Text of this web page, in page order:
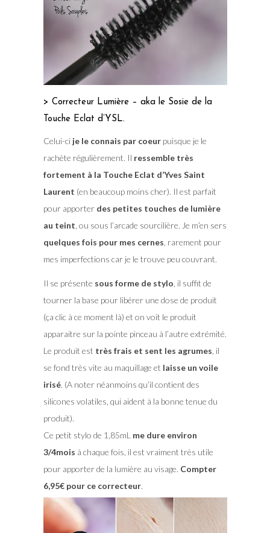
> Correcteur Lumière – aka le Sosie de la
Touche Eclat d’YSL.
Celui-cije le connais par coeurpuisque je le
rachète régulièrement. Il ressemble très
fortement à la Touche Eclat d’Yves Saint
Laurent (en beaucoup moins cher). Il est parfait
pour apporter des petites touches de lumière
au teint , ou sous l’arcade sourcilière. Je m’en sers
quelques fois pour mes cernes , rarement pour
mes imperfections car je le trouve peu couvrant.
Il se présente sous forme de stylo , il suffit de
tourner la base pour libérer une dose de produit
(ça clic à ce moment là) et on voit le produit
apparaitre sur la pointe pinceau à l’autre extrémité.
Le produit est très frais et sent les agrumes , il
se fond très vite au maquillage et laisse un voile
irisé. (A noter néanmoins qu’il contient des
silicones volatiles, qui aident à la bonne tenue du
produit).
Ce petit stylo de 1,85mL me dure environ
3/4mois à chaque fois, il est vraiment très utile
pour apporter de la lumière au visage. Compter
6,95€ pour ce correcteur.